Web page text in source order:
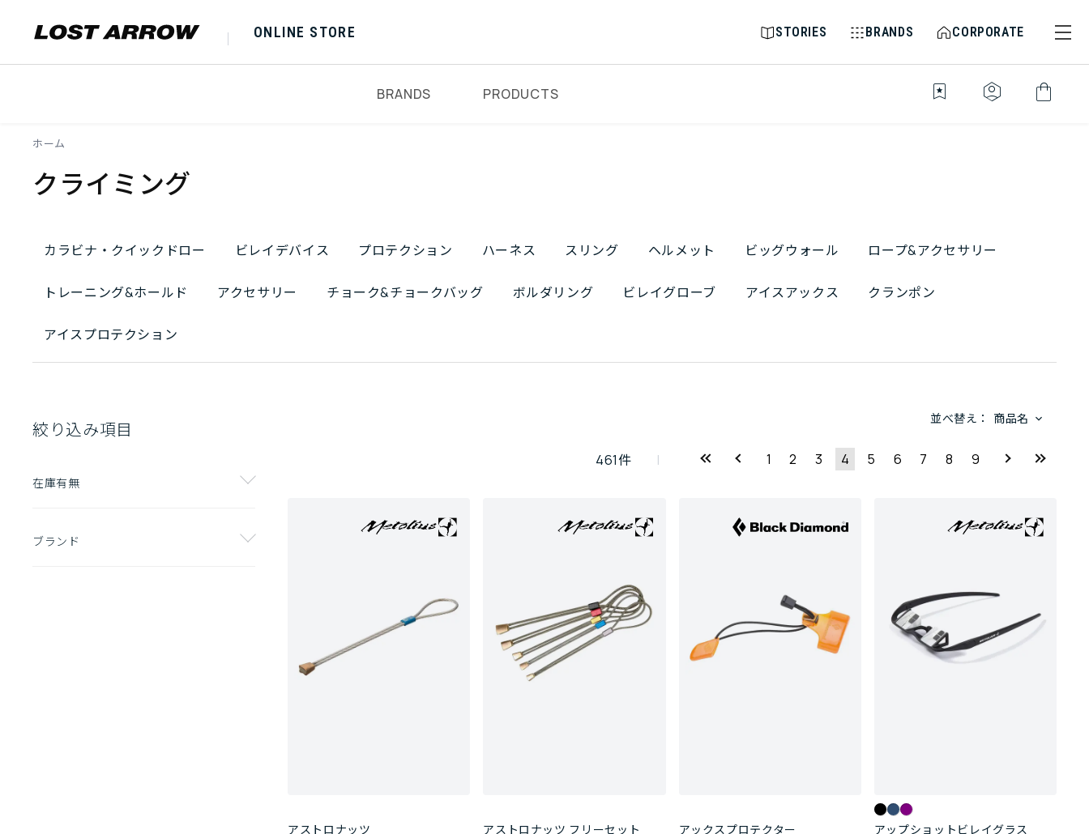
ONLINE STORE STORIES BRANDS CORPORATE
BRANDS PRODUCTS bookmark_star identity_platform shopping_bag
ホーム
クライミング
カラビナ・クイックドロー ビレイデバイス プロテクション ハーネス スリング ヘルメット ビッグウォール ロープ&アクセサリー
トレーニング&ホールド アクセサリー チョーク&チョークバッグ ボルダリング ビレイグローブ アイスアックス クランポン
アイスプロテクション
絞り込み項目
在庫有無
ブランド
並べ替え： 商品名
461件 1 2 3 4 5 6 7 8 9
アストロナッツ
アストロナッツ フリーセット
アックスプロテクター アップショットビレイグラス